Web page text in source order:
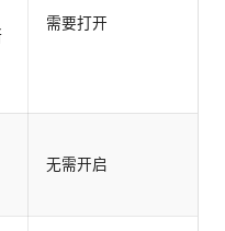
需要打开
无需开启